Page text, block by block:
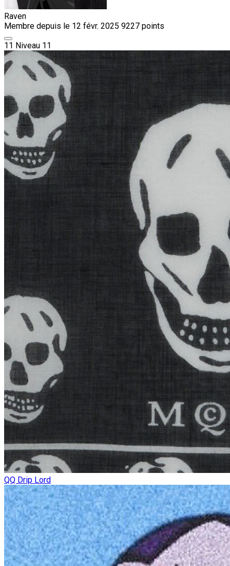
Raven
Membre depuis le 12 févr. 2025 9227 points
11 Niveau 11
QQ Drip Lord